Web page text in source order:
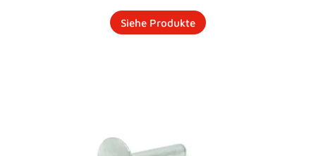
Siehe Produkte